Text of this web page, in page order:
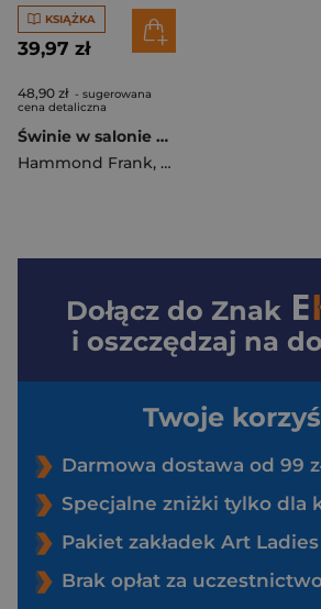
KSIĄŻKA
39,97 zł
48,90 zł - sugerowana
cena detaliczna
Świnie w salonie Podręcznik do uwalniania od demonów
Hammond Frank, Mae Ida
Dołącz do Znak
i oszczędzaj na
Twoje
Darmowa dostawa od 99
Specjalne zniżki tylko dla
Pakiet zakładek Art Ladies
Brak opłat za